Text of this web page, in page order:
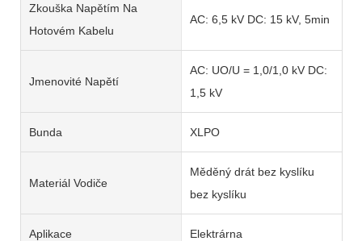
Zkouška Napětím Na
Hotovém Kabelu
AC: 6,5 kV DC: 15 kV, 5min
Jmenovité Napětí
AC: UO/U = 1,0/1,0 kV DC:
1,5 kV
Bunda XLPO
Materiál Vodiče
Měděný drát bez kyslíku
bez kyslíku
Aplikace Elektrárna